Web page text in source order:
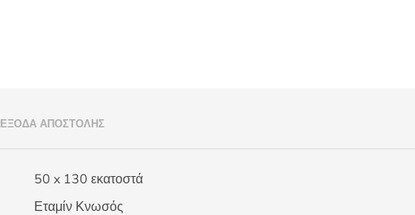
ΈΞΟΔΑ ΑΠΟΣΤΟΛΉΣ
50 x 130 εκατοστά
Εταμίν Κνωσός